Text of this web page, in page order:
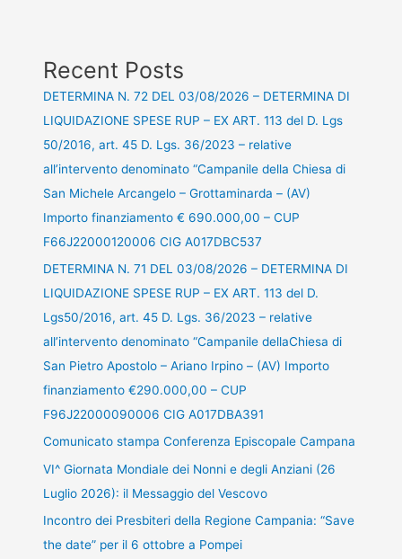
Recent Posts
DETERMINA N. 72 DEL 03/08/2026 – DETERMINA DI
LIQUIDAZIONE SPESE RUP – EX ART. 113 del D. Lgs
50/2016, art. 45 D. Lgs. 36/2023 – relative
all’intervento denominato “Campanile della Chiesa di
San Michele Arcangelo – Grottaminarda – (AV)
Importo finanziamento € 690.000,00 – CUP
F66J22000120006 CIG A017DBC537
DETERMINA N. 71 DEL 03/08/2026 – DETERMINA DI
LIQUIDAZIONE SPESE RUP – EX ART. 113 del D.
Lgs50/2016, art. 45 D. Lgs. 36/2023 – relative
all’intervento denominato “Campanile dellaChiesa di
San Pietro Apostolo – Ariano Irpino – (AV) Importo
finanziamento €290.000,00 – CUP
F96J22000090006 CIG A017DBA391
Comunicato stampa Conferenza Episcopale Campana
VI^ Giornata Mondiale dei Nonni e degli Anziani (26
Luglio 2026): il Messaggio del Vescovo
Incontro dei Presbiteri della Regione Campania: “Save
the date” per il 6 ottobre a Pompei